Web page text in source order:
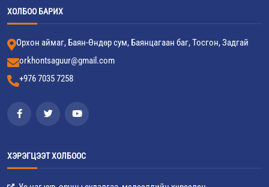
ХОЛБОО БАРИХ
Орхон аймаг, Баян-Өндөр сум, Баянцагаан баг, Тосгон, Задгай
orkhontsaguur@gmail.com
+976 7035 7258
ХЭРЭГЦЭЭТ ХОЛБООС